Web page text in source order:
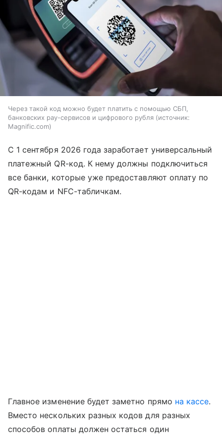
Через такой код можно будет платить с помощью СБП,
банковских pay-сервисов и цифрового рубля
источник:
Magnific.com
С 1 сентября 2026 года заработает универсальный
платежный QR-код. К нему должны подключиться
все банки, которые уже предоставляют оплату по
QR-кодам и NFC-табличкам.
Главное изменение будет заметно прямо на кассе.
Вместо нескольких разных кодов для разных
способов оплаты должен остаться один